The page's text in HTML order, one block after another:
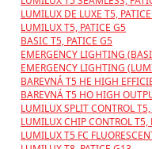
LUMILUX DE LUXE T5,
LUMILUX T5, PATICE G5
BASIC T5, PATICE G5
EMERGENCY LIGHTING
EMERGENCY LIGHTING
BAREVNÁ T5 HE HIGH
BAREVNÁ T5 HO HIGH
LUMILUX SPLIT CONTROL
LUMILUX CHIP CONTROL T5,
LUMILUX T5 FC